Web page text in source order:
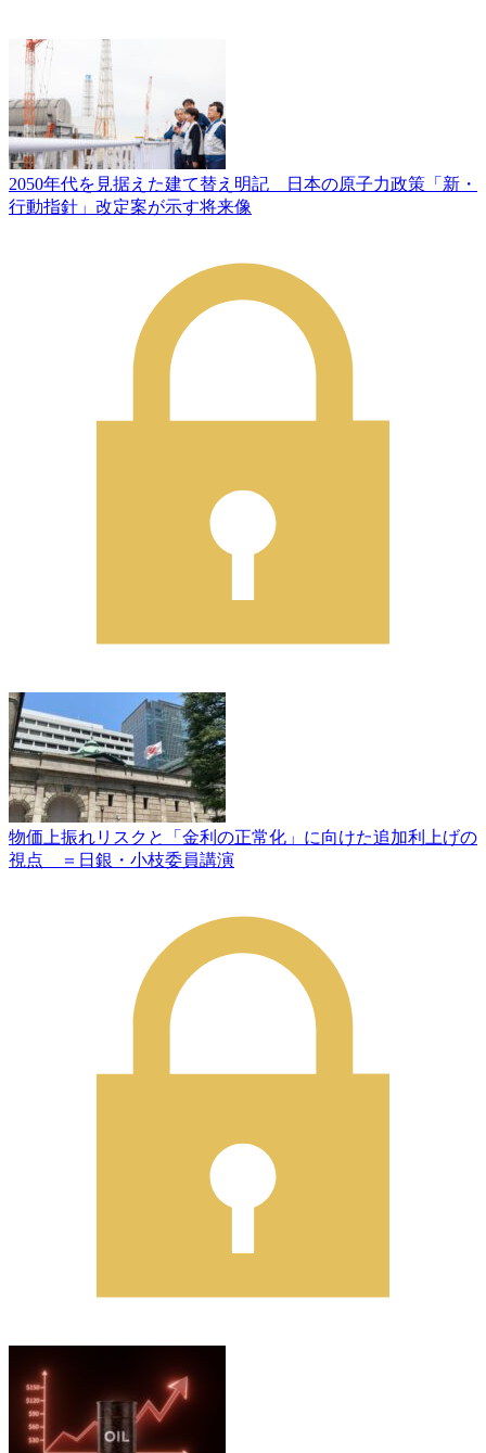
2050年代を見据えた建て替え明記 日本の原子力政策「新・
行動指針」改定案が示す将来像
物価上振れリスクと「金利の正常化」に向けた追加利上げの
視点 ＝日銀・小枝委員講演